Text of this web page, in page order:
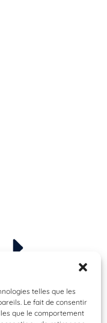
telles que les
Le fait de consentir
que le comportement
Espèce à identifier